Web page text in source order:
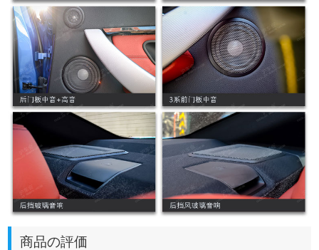
商品の評価